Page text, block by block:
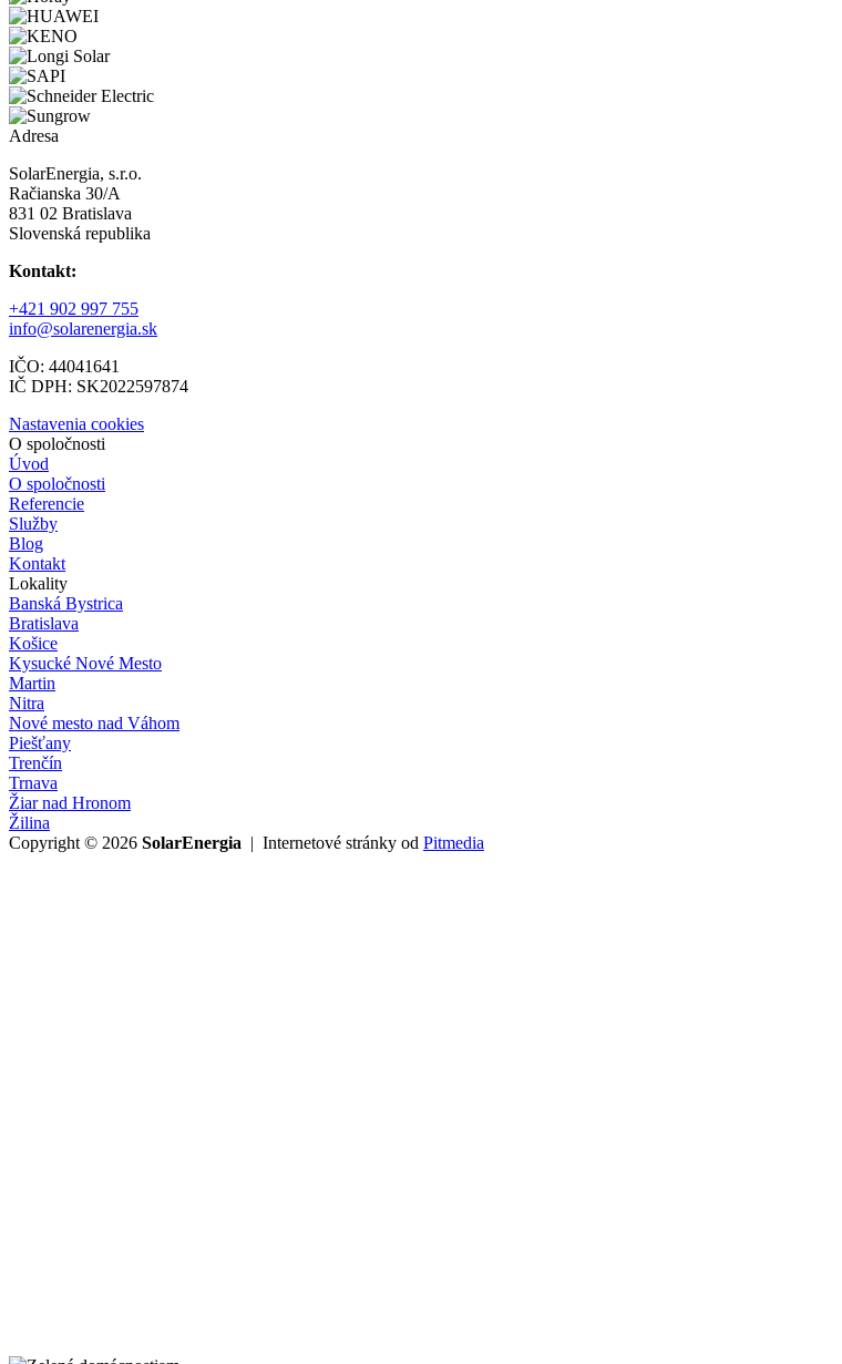
Adresa
SolarEnergia, s.r.o.
Račianska 30/A
831 02 Bratislava
Slovenská republika
Kontakt:
+421 902 997 755
info@solarenergia.sk
IČO: 44041641
IČ DPH: SK2022597874
Nastavenia cookies
O spoločnosti
Úvod
O spoločnosti
Referencie
Služby
Blog
Kontakt
Lokality
Banská Bystrica
Bratislava
Košice
Kysucké Nové Mesto
Martin
Nitra
Nové mesto nad Váhom
Piešťany
Trenčín
Trnava
Žiar nad Hronom
Žilina
Copyright © 2026 SolarEnergia | Internetové stránky od Pitmedia